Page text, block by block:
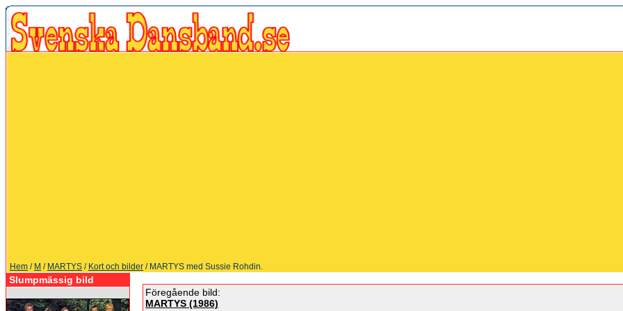
Hem / M / MARTYS / Kort och bilder / MARTYS med Sussie Rohdin.
Slumpmässig bild
Föregående bild:
MARTYS (1986)